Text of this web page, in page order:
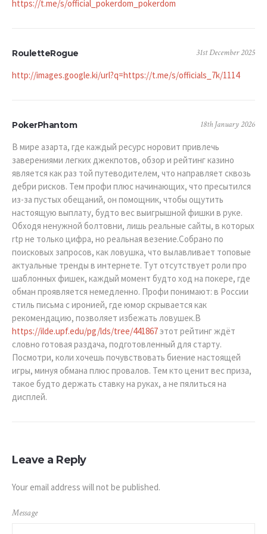
https://t.me/s/official_pokerdom_pokerdom
RouletteRogue 31st December 2025
http://images.google.ki/url?q=https://t.me/s/officials_7k/1114
PokerPhantom 18th January 2026
В мире азарта, где каждый ресурс норовит привлечь
заверениями легких джекпотов, обзор и рейтинг казино
является как раз той путеводителем, что направляет сквозь
дебри рисков. Тем профи плюс начинающих, что пресытился
из-за пустых обещаний, он помощник, чтобы ощутить
настоящую выплату, будто вес выигрышной фишки в руке.
Обходя ненужной болтовни, лишь реальные сайты, в которых
rtp не только цифра, но реальная везение.Собрано по
поисковых запросов, как ловушка, что вылавливает топовые
актуальные тренды в интернете. Тут отсутствует роли про
шаблонных фишек, каждый момент будто ход на покере, где
обман проявляется немедленно. Профи понимают: в России
стиль письма с иронией, где юмор скрывается как
рекомендацию, позволяет избежать ловушек.В
https://ilde.upf.edu/pg/lds/tree/441867этот рейтинг ждёт
словно готовая раздача, подготовленный для старту.
Посмотри, коли хочешь почувствовать биение настоящей
игры, минуя обмана плюс провалов. Тем кто ценит вес приза,
такое будто держать ставку на руках, а не пялиться на
дисплей.
Leave a Reply
Your email address will not be published.
Message